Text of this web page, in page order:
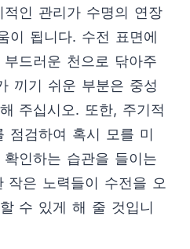
인 관리가 수명의 연장
이 됩니다. 수전 표면에
드러운 천으로 닦아주
끼기 쉬운 부분은 중성
주십시오. 또한, 주기적
점검하여 혹시 모를 미
인하는 습관을 들이는
작은 노력들이 수전을 오
수 있게 해 줄 것입니